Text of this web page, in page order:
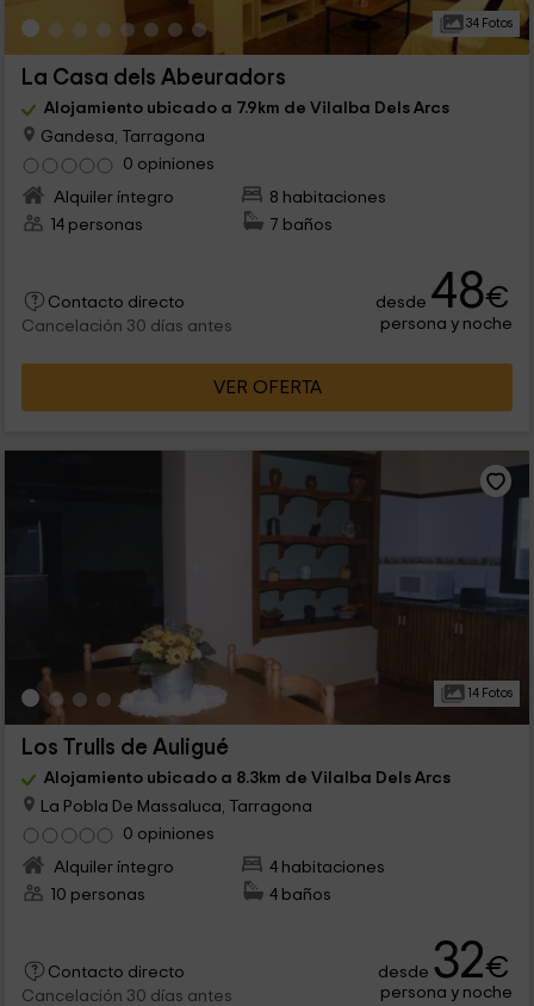
34 Fotos
La Casa dels Abeuradors
Alojamiento ubicado a 7.9km de Vilalba Dels Arcs
Gandesa, Tarragona
0 opiniones
Alquiler íntegro
8 habitaciones
14 personas
7 baños
Contacto directo
Cancelación 30 días antes
desde 48€
persona y noche
VER OFERTA
14 Fotos
Los Trulls de Auligué
Alojamiento ubicado a 8.3km de Vilalba Dels Arcs
La Pobla De Massaluca, Tarragona
0 opiniones
Alquiler íntegro
4 habitaciones
10 personas
4 baños
Contacto directo
Cancelación 30 días antes
desde 32€
persona y noche